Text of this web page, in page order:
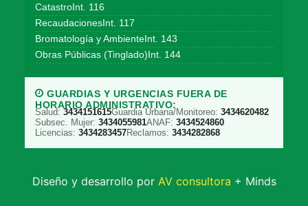
CatastroInt. 116
RecaudacionesInt. 117
Bromatología y AmbienteInt. 143
Obras Públicas (Tinglado)Int. 144
GUARDIAS Y URGENCIAS FUERA DE
HORARIO ADMINISTRATIVO:
Salud: 3434151615Guardia Urbana/Monitoreo: 3434620482
Subsec. Mujer: 3434055981ANAF: 3434524860
Licencias: 3434283457Reclamos: 3434282868
Diseño y desarrollo por AV consultora + Minds